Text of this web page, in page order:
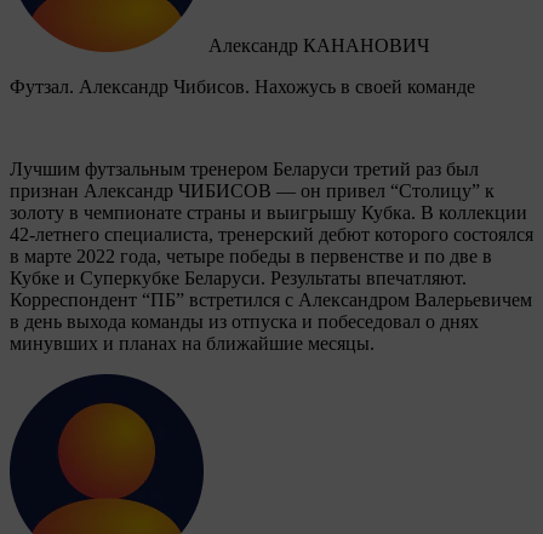
Александр КАНАНОВИЧ
Футзал. Александр Чибисов. Нахожусь в своей команде
Лучшим футзальным тренером Беларуси третий раз был
признан Александр ЧИБИСОВ — он привел “Столицу” к
золоту в чемпионате страны и выигрышу Кубка. В коллекции
42-летнего специалиста, тренерский дебют которого состоялся
в марте 2022 года, четыре победы в первенстве и по две в
Кубке и Суперкубке Беларуси. Результаты впечатляют.
Корреспондент “ПБ” встретился с Александром Валерьевичем
в день выхода команды из отпуска и побеседовал о днях
минувших и планах на ближайшие месяцы.